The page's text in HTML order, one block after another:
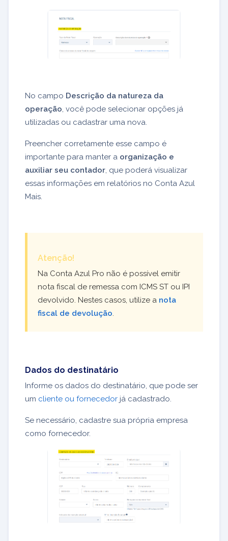
No campo Descrição da natureza da
operação , você pode selecionar opções já
utilizadas ou cadastrar uma nova.
Preencher corretamente esse campo é
importante para manter a organização e
auxiliar seu contador , que poderá visualizar
essas informações em relatórios no Conta Azul
Mais.
Atenção!
Na Conta Azul Pro não é possível emitir
nota fiscal de remessa com ICMS ST ou IPI
devolvido. Nestes casos, utilize a nota
fiscal de devolução.
Dados do destinatário
Informe os dados do destinatário, que pode ser
um cliente ou fornecedor já cadastrado.
Se necessário, cadastre sua própria empresa
como fornecedor.